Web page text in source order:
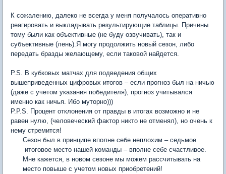
К сожалению, далеко не всегда у меня получалось оперативно
реагировать и выкладывать результирующие таблицы. Причины
тому были как объективные (не буду озвучивать), так и
субъективные (лень).Я могу продолжить новый сезон, либо
передать бразды желающему, если таковой найдется.
P.S. В кубковых матчах для подведения общих
вышеприведенных цифровых итогов – если прогноз был на ничью
(даже с учетом указания победителя), прогноз учитывался
именно как ничья. Ибо муторно)))
P.P.S. Процент отклонения от правды в итогах возможно и не
равен нулю, (человеческий фактор никто не отменял), но очень к
нему стремится!
Сезон был в принципе вполне себе неплохим – седьмое
итоговое место нашей команды – вполне себе счастливое.
Мне кажется, в новом сезоне мы можем рассчитывать на
место повыше с учетом новых приобретений!